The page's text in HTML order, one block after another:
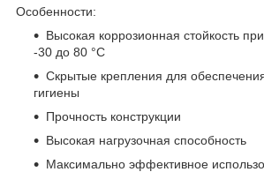
Особенности:
Высокая коррозионная стойкость
-30 до 80 °С
Скрытые крепления для
гигиены
Прочность конструкции
Высокая нагрузочная способность
Максимально эффективное